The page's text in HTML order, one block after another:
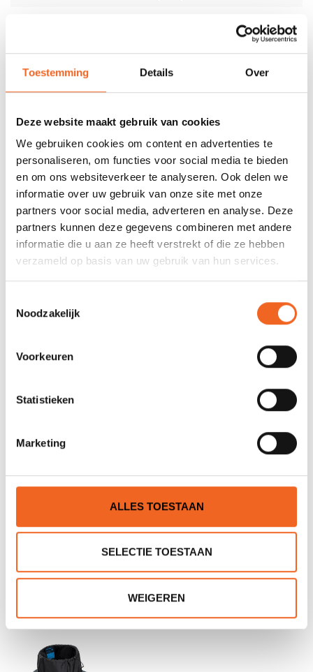
Toestemming Details Over
Deze website maakt gebruik van cookies
We gebruiken cookies om content en advertenties te
personaliseren, om functies voor social media te bieden
en om ons websiteverkeer te analyseren. Ook delen we
informatie over uw gebruik van onze site met onze
partners voor social media, adverteren en analyse. Deze
partners kunnen deze gegevens combineren met andere
informatie die u aan ze heeft verstrekt of die ze hebben
verzameld op basis van uw gebruik van hun services.
Noodzakelijk
Voorkeuren
Statistieken
Marketing
ALLES TOESTAAN
SELECTIE TOESTAAN
WEIGEREN
Kuiplengte: 89 cm
REVIEWS
Nog niet gewaardeerd
0 sterren op basis van 0 beoordelingen
GERELATEERDE PRODUCTEN
ROTEKO JETT 400 STD.
NET BINNEN!
SUNNY KAJAKKAR
KOMPAKT, P.U.